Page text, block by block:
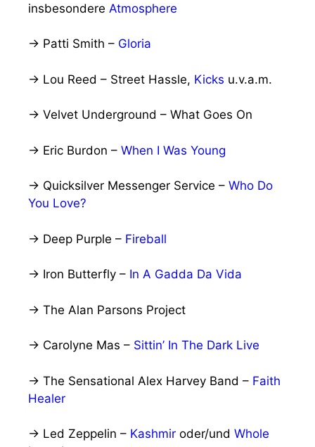
insbesondere Atmosphere
→ Patti Smith – Gloria
→ Lou Reed – Street Hassle, Kicks u.v.a.m.
→ Velvet Underground – What Goes On
→ Eric Burdon – When I Was Young
→ Quicksilver Messenger Service – Who Do
You Love?
→ Deep Purple – Fireball
→ Iron Butterfly – In A Gadda Da Vida
→ The Alan Parsons Project
→ Carolyne Mas – Sittin’ In The Dark Live
→ The Sensational Alex Harvey Band – Faith
Healer
→ Led Zeppelin – Kashmir oder/und Whole